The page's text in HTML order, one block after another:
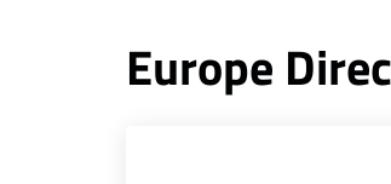
Europe